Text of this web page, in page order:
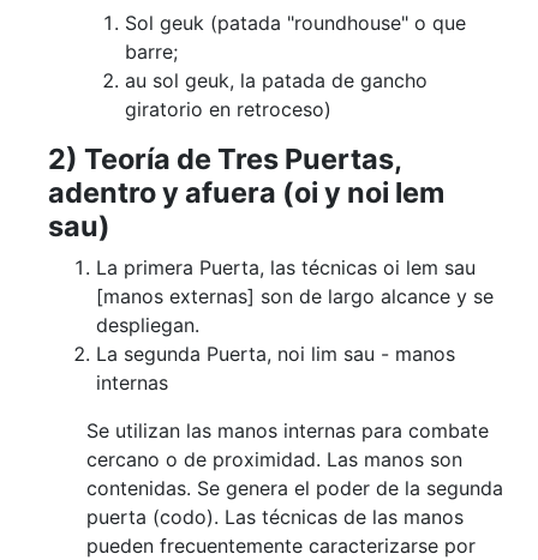
Sol geuk (patada "roundhouse" o que
barre;
au sol geuk, la patada de gancho
giratorio en retroceso)
2) Teoría de Tres Puertas,
adentro y afuera (oi y noi lem
sau)
La primera Puerta, las técnicas oi lem sau
[manos externas] son de largo alcance y se
despliegan.
La segunda Puerta, noi lim sau - manos
internas
Se utilizan las manos internas para combate
cercano o de proximidad. Las manos son
contenidas. Se genera el poder de la segunda
puerta (codo). Las técnicas de las manos
pueden frecuentemente caracterizarse por